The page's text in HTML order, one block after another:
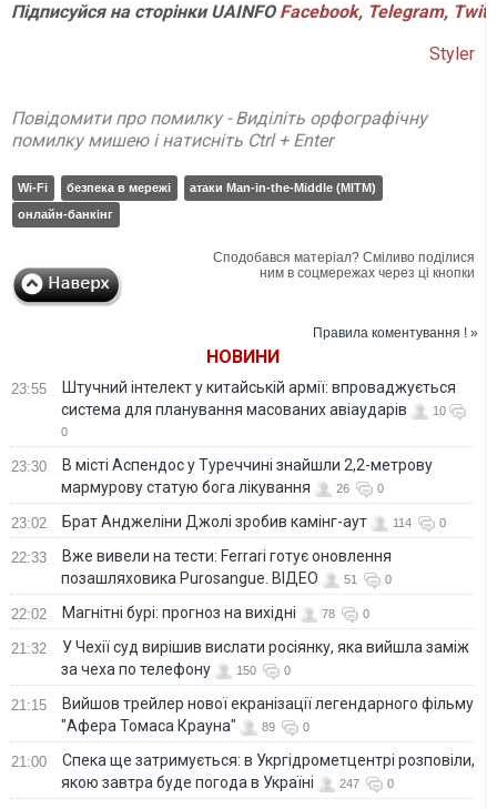
Підписуйся на сторінки UAINFO Facebook, Telegram,
Styler
Повідомити про помилку - Виділіть орфографічну
помилку мишею і натисніть Ctrl + Enter
Wi-Fi безпека в мережі
атаки Man-in-the-Middle (MITM)
онлайн-банкінг
Сподобався матеріал? Сміливо поділися
ним в соцмережах через ці кнопки
Правила коментування ! »
НОВИНИ
23:55
Штучний інтелект у китайській армії: впроваджується
система для планування масованих авіаударів
10
0
23:30
В місті Аспендос у Туреччині знайшли 2,2-метрову
мармурову статую бога лікування
26 0
23:02 Брат Анджеліни Джолі зробив камінг-аут 114 0
22:33
Вже вивели на тести: Ferrari готує оновлення
позашляховика Purosangue. ВІДЕО
51 0
22:02 Магнітні бурі: прогноз на вихідні 78 0
21:32
У Чехії суд вирішив вислати росіянку, яка вийшла заміж
за чеха по телефону
150 0
21:15
Вийшов трейлер нової екранізації легендарного фільму
"Афера Томаса Крауна"
89 0
21:00
Спека ще затримується: в Укргідрометцентрі розповіли,
якою завтра буде погода в Україні
247 0